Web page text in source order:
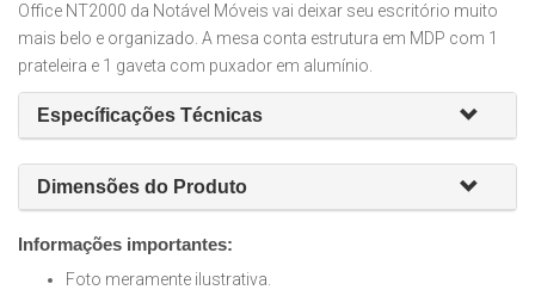
Office NT2000 da Notável Móveis vai deixar seu escritório muito
mais belo e organizado. A mesa conta estrutura em MDP com 1
prateleira e 1 gaveta com puxador em alumínio.
Específicações Técnicas
Dimensões do Produto
Informações importantes:
Foto meramente ilustrativa.